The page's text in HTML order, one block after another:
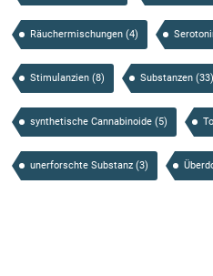
Räuchermischungen (4)
Stimulanzien (8) Substanzen (33)
synthetische Cannabinoide (5)
unerforschte Substanz (3)